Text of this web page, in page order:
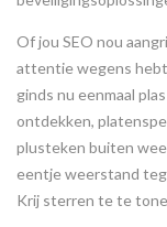
Of jou SEO nou
attentie wegens
ginds nu eenmaal
ontdekken,
plusteken buiten
eentje weerstand
Krij sterren te te